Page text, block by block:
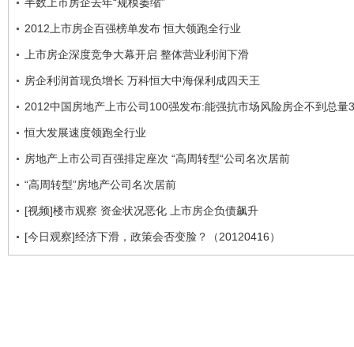
2012上市房企百强榜单发布 恒大领跑全行业
上市房企深度竞争大幕开启 整体营业利润下滑
房企利润首现负增长 万科恒大中海保利成四天王
2012中国房地产上市公司100强发布:能强抗市场风险房企不到总量
恒大发展速度领跑全行业
房地产上市公司百强排定座次 “高周转型“公司名次居前
“高周转型”房地产公司名次居前
[视频]楼市观察 资金状况恶化 上市房企负债飙升
[今日观察]经济下滑，政策会否变脸？（20120416）